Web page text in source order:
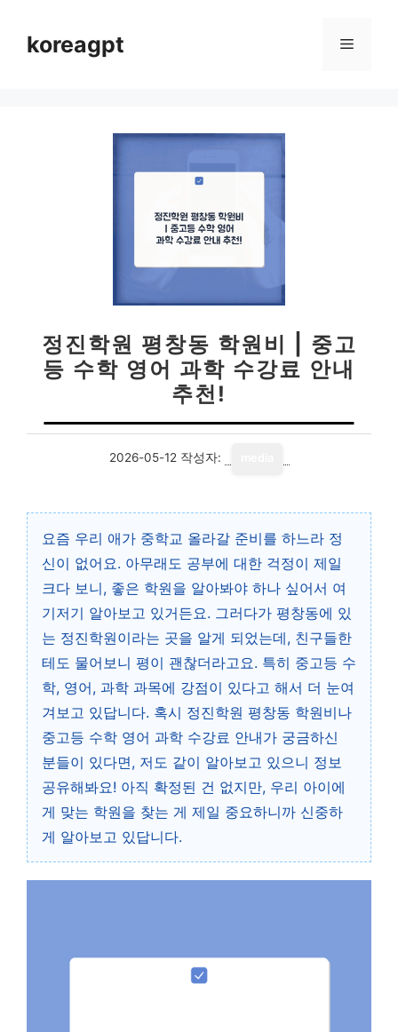
koreagpt 메
정진학원 평창동 학원비 | 중고
등 수학 영어 과학 수강료 안내
추천!
2026-05-12 작성자:
요즘 우리 애가 중학교 올라갈 준비를 하느라 정
신이 없어요. 아무래도 공부에 대한 걱정이 제일
크다 보니, 좋은 학원을 알아봐야 하나 싶어서 여
기저기 알아보고 있거든요. 그러다가 평창동에 있
는 정진학원이라는 곳을 알게 되었는데, 친구들한
테도 물어보니 평이 괜찮더라고요. 특히 중고등 수
학, 영어, 과학 과목에 강점이 있다고 해서 더 눈여
겨보고 있답니다. 혹시 정진학원 평창동 학원비나
중고등 수학 영어 과학 수강료 안내가 궁금하신
분들이 있다면, 저도 같이 알아보고 있으니 정보
공유해봐요! 아직 확정된 건 없지만, 우리 아이에
게 맞는 학원을 찾는 게 제일 중요하니까 신중하
게 알아보고 있답니다.